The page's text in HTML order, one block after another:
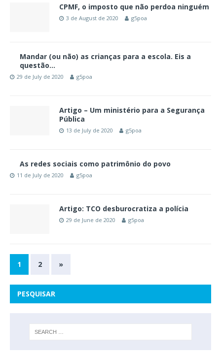
CPMF, o imposto que não perdoa ninguém
3 de August de 2020 g5poa
Mandar (ou não) as crianças para a escola. Eis a
questão…
29 de July de 2020 g5poa
Artigo – Um ministério para a Segurança
Pública
13 de July de 2020 g5poa
As redes sociais como patrimônio do povo
11 de July de 2020 g5poa
Artigo: TCO desburocratiza a polícia
29 de June de 2020 g5poa
1 2 »
PESQUISAR